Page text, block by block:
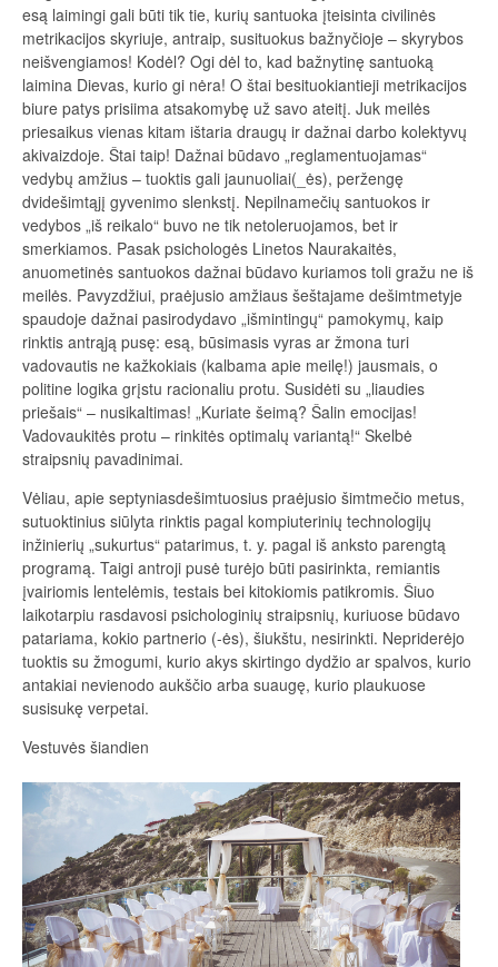
esą laimingi gali būti tik tie, kurių santuoka įteisinta civilinės
metrikacijos skyriuje, antraip, susituokus bažnyčioje – skyrybos
neišvengiamos! Kodėl? Ogi dėl to, kad bažnytinę santuoką
laimina Dievas, kurio gi nėra! O štai besituokiantieji metrikacijos
biure patys prisiima atsakomybę už savo ateitį. Juk meilės
priesaikus vienas kitam ištaria draugų ir dažnai darbo kolektyvų
akivaizdoje. Štai taip! Dažnai būdavo „reglamentuojamas“
vedybų amžius – tuoktis gali jaunuoliai(_ės), peržengę
dvidešimtąjį gyvenimo slenkstį. Nepilnamečių santuokos ir
vedybos „iš reikalo“ buvo ne tik netoleruojamos, bet ir
smerkiamos. Pasak psichologės Linetos Naurakaitės,
anuometinės santuokos dažnai būdavo kuriamos toli gražu ne iš
meilės. Pavyzdžiui, praėjusio amžiaus šeštajame dešimtmetyje
spaudoje dažnai pasirodydavo „išmintingų“ pamokymų, kaip
rinktis antrąją pusę: esą, būsimasis vyras ar žmona turi
vadovautis ne kažkokiais (kalbama apie meilę!) jausmais, o
politine logika grįstu racionaliu protu. Susidėti su „liaudies
priešais“ – nusikaltimas! „Kuriate šeimą? Šalin emocijas!
Vadovaukitės protu – rinkitės optimalų variantą!“ Skelbė
straipsnių pavadinimai.
Vėliau, apie septyniasdešimtuosius praėjusio šimtmečio metus,
sutuoktinius siūlyta rinktis pagal kompiuterinių technologijų
inžinierių „sukurtus“ patarimus, t. y. pagal iš anksto parengtą
programą. Taigi antroji pusė turėjo būti pasirinkta, remiantis
įvairiomis lentelėmis, testais bei kitokiomis patikromis. Šiuo
laikotarpiu rasdavosi psichologinių straipsnių, kuriuose būdavo
patariama, kokio partnerio (-ės), šiukštu, nesirinkti. Nepriderėjo
tuoktis su žmogumi, kurio akys skirtingo dydžio ar spalvos, kurio
antakiai nevienodo aukščio arba suaugę, kurio plaukuose
susisukę verpetai.
Vestuvės šiandien